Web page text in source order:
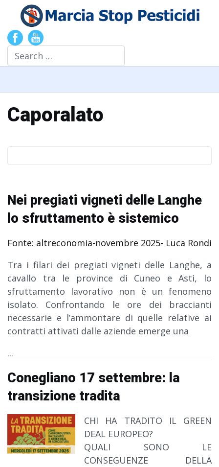
Search
Caporalato
Nei pregiati vigneti delle Langhe
lo sfruttamento è sistemico
Fonte: altreconomia-novembre 2025- Luca Rondi
Tra i filari dei pregiati vigneti delle Langhe, a
cavallo tra le province di Cuneo e Asti, lo
sfruttamento lavorativo non è un fenomeno
isolato. Confrontando le ore dei braccianti
necessarie e l’ammontare di quelle relative ai
contratti attivati dalle aziende emerge una
...
Conegliano 17 settembre: la
transizione tradita
CHI HA TRADITO IL GREEN
DEAL EUROPEO?
QUALI SONO LE
CONSEGUENZE DELLA